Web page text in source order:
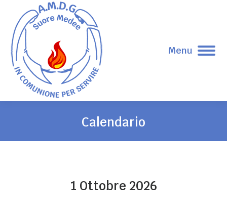
Menu
Calendario
Tu sei qui:
1 Ottobre 2026